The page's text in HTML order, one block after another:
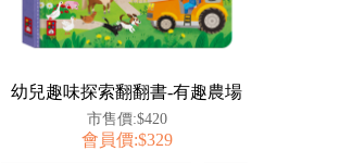
幼兒趣味探索翻翻書-有趣農場
市售價:$420
會員價:$329